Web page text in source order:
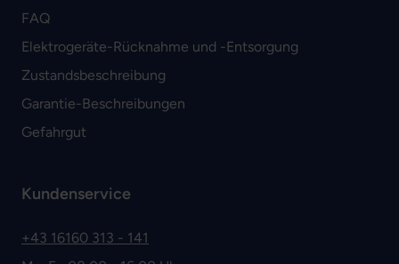
FAQ
Elektrogeräte-Rücknahme und -Entsorgung
Zustandsbeschreibung
Garantie-Beschreibungen
Gefahrgut
Kundenservice
+43 16160 313 - 141